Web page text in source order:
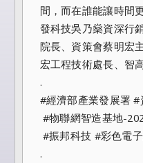
間，而在誰能讓時間
發科技吳乃燊資深行
院長、資策會蔡明宏
宏工程技術處長、智
.
#經濟部產業發展署 #
#物聯網智造基地-
#振邦科技 #彩色電
.